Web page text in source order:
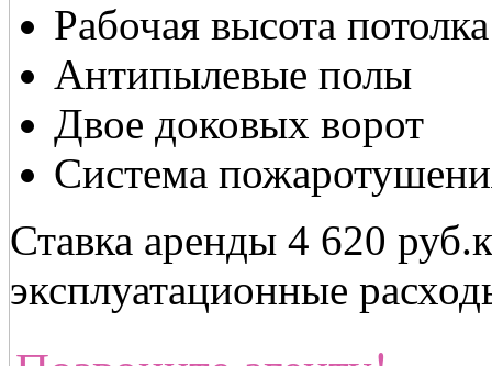
Рабочая высота
Антипылевые полы
Двое доковых ворот
Система
Ставка аренды 4 620
эксплуатационные